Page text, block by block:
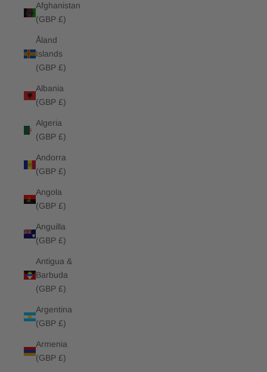
Afghanistan
(GBP £)
Åland
Islands
(GBP £)
Albania
(GBP £)
Algeria
(GBP £)
Andorra
(GBP £)
Angola
(GBP £)
Anguilla
(GBP £)
Antigua &
Barbuda
(GBP £)
Argentina
(GBP £)
Armenia
(GBP £)